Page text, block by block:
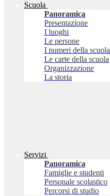
Scuola
Panoramica
Presentazione
I luoghi
Le persone
I numeri della scuola
Le carte della scuola
Organizzazione
La storia
Servizi
Panoramica
Famiglie e studenti
Personale scolastico
Percorsi di studio